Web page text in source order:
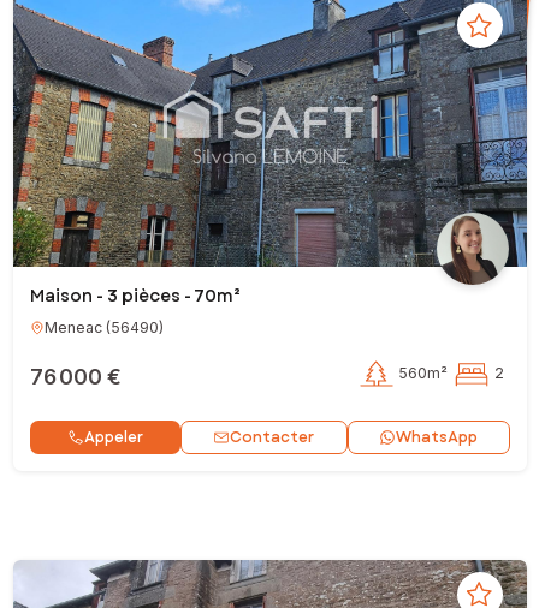
Maison - 3 pièces - 70m²
Meneac(56490)
76 000 € 560m² 2
Appeler Contacter WhatsApp